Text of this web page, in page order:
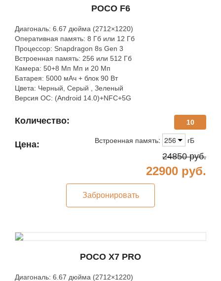
POCO F6
Диагональ: 6.67 дюйма (2712×1220)
Оперативная память: 8 Гб или 12 Гб
Процессор: Snapdragon 8s Gen 3
Встроенная память: 256 или 512 Гб
Камера: 50+8 Мп Мп и 20 Мп
Батарея: 5000 мАч + блок 90 Вт
Цвета: Черный, Серый , Зеленый
Версия ОС: (Android 14.0)+NFC+5G
Количество: 10
Встроенная память: 256 гБ
Цена:
24850руб.
22900руб.
Забронировать
POCO X7 PRO
Диагональ: 6.67 дюйма (2712×1220)